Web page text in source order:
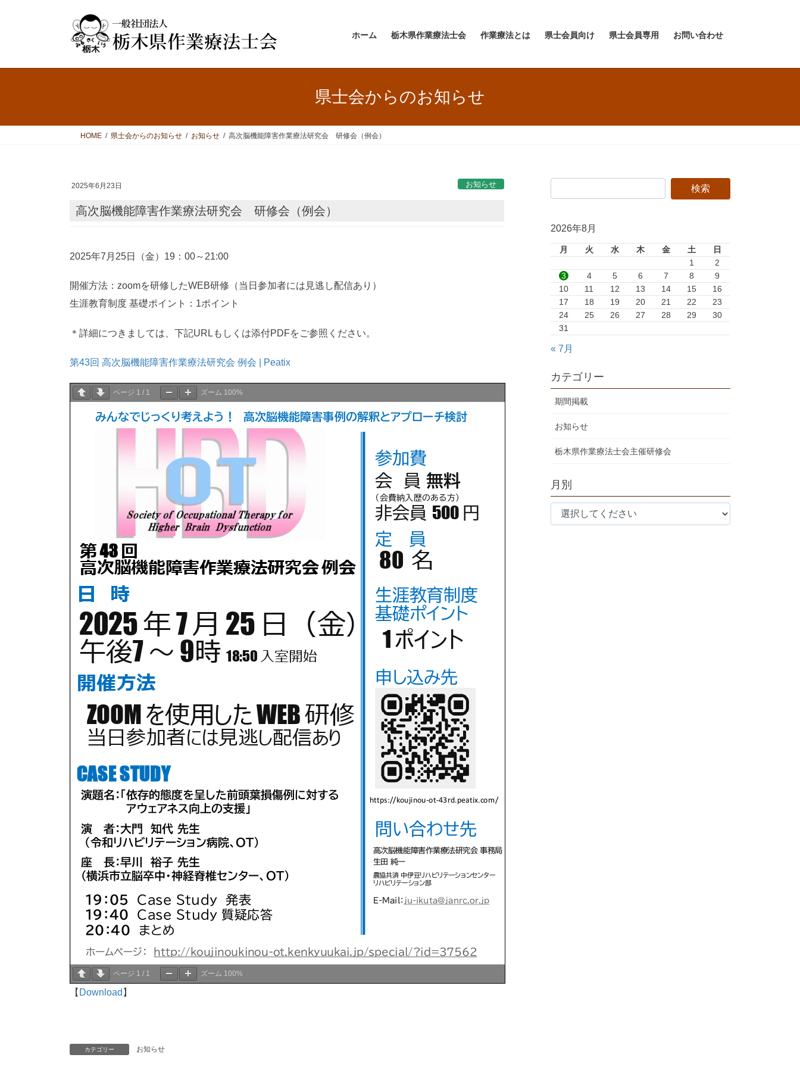
ホーム 栃木県作業療法士会 作業療法とは 県士会員向け 県士会員専用 お問い合わせ
県士会からのお知らせ
HOME 県士会からのお知らせ お知らせ 高次脳機能障害作業療法研究会 研修会（例会）
2025年6月23日 お知らせ
高次脳機能障害作業療法研究会 研修会（例会）
2025年7月25日（金）19：00～21:00
開催方法：zoomを研修したWEB研修（当日参加者には見逃し配信あり）
生涯教育制度 基礎ポイント：1ポイント
＊詳細につきましては、下記URLもしくは添付PDFをご参照ください。
第43回 高次脳機能障害作業療法研究会 例会 | Peatix
ページ 1 / 1 ズーム 100%
ページ 1 / 1 ズーム 100%
【 Download 】
カテゴリー お知らせ
2026年8月
月 火 水 木 金 土
日
1
2
3
4 5 6 7 8
9
10
11 12 13 14 15
16
17
18 19 20 21 22
23
24
25 26 27 28 29
30
31
« 7月
カテゴリー
期間掲載
お知らせ
栃木県作業療法士会主催研修会
月別